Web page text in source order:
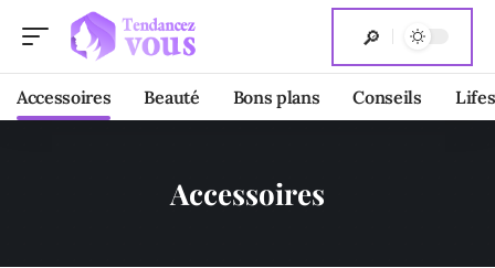
Accessoires Beauté Bons plans Conseils
Accessoires